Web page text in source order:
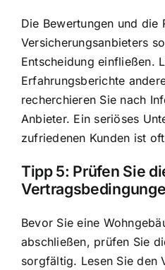
Die Bewertungen und die
Versicherungsanbieters
Entscheidung einfließen.
Erfahrungsberichte
recherchieren Sie nach
Anbieter. Ein seriöses
zufriedenen Kunden ist
Tipp 5: Prüfen Sie
Bevor Sie eine
abschließen, prüfen Sie
sorgfältig. Lesen Sie den